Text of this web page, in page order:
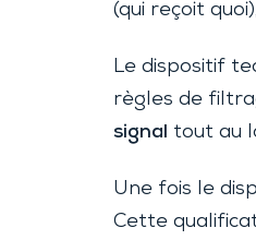
(qui reçoit
Le dispositif
règles de
signal
tout au
Une fois le
Cette